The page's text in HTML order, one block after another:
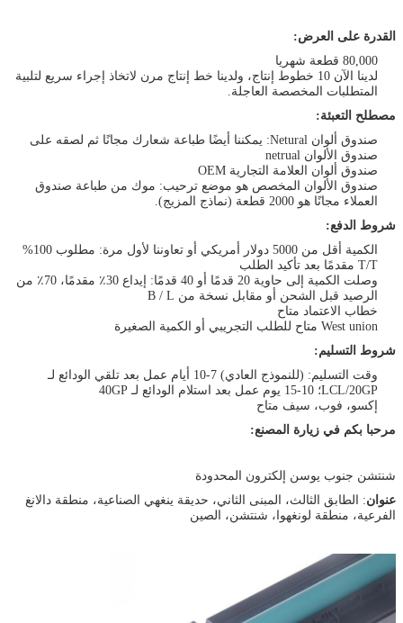
القدرة على العرض:
80,000 قطعة شهريا
لدينا الآن 10 خطوط إنتاج، ولدينا خط إنتاج مرن لاتخاذ إجراء سريع لتلبية
المتطلبات المخصصة العاجلة.
مصطلح التعبئة:
صندوق ألوان Netural: يمكننا أيضًا طباعة شعارك مجانًا ثم لصقه على
صندوق الألوان netrual
صندوق ألوان العلامة التجارية OEM
صندوق الألوان المخصص هو موضع ترحيب: موك من طباعة صندوق
العملاء مجانًا هو 2000 قطعة (نماذج المزيج).
شروط الدفع:
الكمية أقل من 5000 دولار أمريكي أو تعاوننا لأول مرة: مطلوب 100%
T/T مقدمًا بعد تأكيد الطلب
وصلت الكمية إلى حاوية 20 قدمًا أو 40 قدمًا: إيداع 30٪ مقدمًا، 70٪ من
الرصيد قبل الشحن أو مقابل نسخة من B / L
خطاب الاعتماد متاح
West union متاح للطلب التجريبي أو الكمية الصغيرة
شروط التسليم:
وقت التسليم: (للنموذج العادي) 7-10 أيام عمل بعد تلقي الودائع لـ
LCL/20GP؛ 10-15 يوم عمل بعد استلام الودائع لـ 40GP
إكسو، فوب، سيف متاح
مرحبا بكم في زيارة المصنع:
شنتشن جنوب يوسن إلكترون المحدودة
عنوان: الطابق الثالث، المبنى الثاني، حديقة ينغهي الصناعية، منطقة دالانغ
الفرعية، منطقة لونغهوا، شنتشن، الصين